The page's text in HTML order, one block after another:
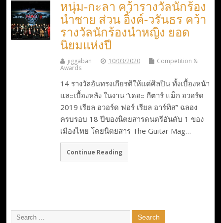
หนุ่ม-กะลา คว้ารางวัลนักร้อง
นำชาย ส่วน อิ้งค์-วรันธร คว้า
รางวัลนักร้องนำหญิง ยอด
นิยมแห่งปี
jiggaban 10/03/2020
Competition &
Awards
14 รางวัลอันทรงเกียรติให้แด่ศิลปิน ทั้งเบื้องหน้า
และเบื้องหลัง ในงาน “เดอะ กีตาร์ แม็ก อวอร์ด
2019 เรียล อวอร์ด ฟอร์ เรียล อาร์ทิส” ฉลอง
ครบรอบ 18 ปีของนิตยสารดนตรีอันดับ 1 ของ
เมืองไทย โดยนิตยสาร The Guitar Mag…
Continue Reading